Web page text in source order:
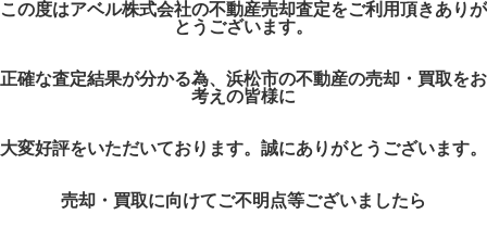
この度はアベル株式会社の不動産売却査定をご利用頂きありが
とうございます。
正確な査定結果が分かる為、浜松市の不動産の売却・買取をお
考えの皆様に
大変好評をいただいております。誠にありがとうございます。
売却・買取に向けてご不明点等ございましたら